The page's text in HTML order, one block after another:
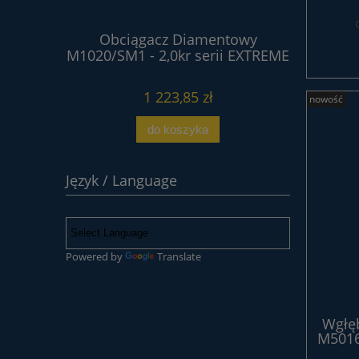
Obciągacz Diamentowy
M1020/SM1 - 2,0kr serii EXTREME
1 223,85 zł
do koszyka
Język / Language
Powered by Translate
nowość